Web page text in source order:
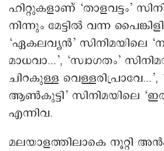
ഹിറ്റുകളാണ് ‘താളവട്ടം’
നിന്നും മേട്ടില്‍ വന്ന
‘ഏകലവ്യന്‍’ സിനിമയിലെ
മാധവാ...’, ‘സ്വാഗതം’
ചിറകുള്ള
ആണ്‍കുട്ടി’ സിനിമയിലെ
എന്നിവ.
മലയാളത്തിലാകെ നൂറ്റി